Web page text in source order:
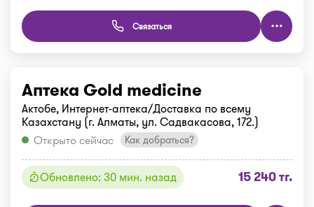
Связаться
Аптека Gold medicine
Актобе, Интернет-аптека/Доставка по всему
Казахстану (г. Алматы, ул. Садвакасова, 172.)
Открыто сейчас
Как добраться?
Обновлено: 30 мин. назад 15 240 тг.